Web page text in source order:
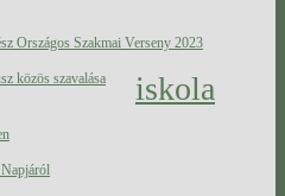
Országos Szakmai Verseny 2023
közös szavalása iskola
Napjáról